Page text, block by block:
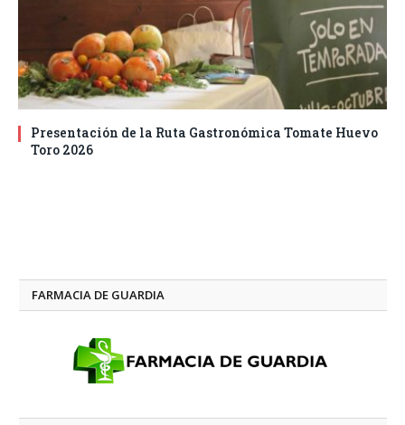
Presentación de la Ruta Gastronómica Tomate Huevo
Toro 2026
FARMACIA DE GUARDIA